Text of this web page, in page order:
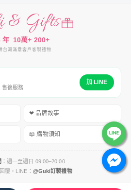
& Gifts
年
台灣
10萬+
滿意客戶
200+
客製禮物
售後服務
加 LINE
❤ 品牌故事
📖 購物須知
：週一至週日 09:00–20:00
覆・LINE： @Guki訂製禮物